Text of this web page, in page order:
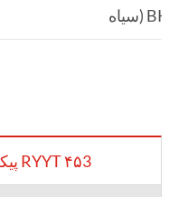
سیاه) BK (
پیکربندی استاندارد سری RYYT ۴۵3